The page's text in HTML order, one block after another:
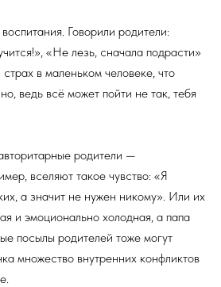
Говорили родители:
«Не лезь, сначала подрасти»
в маленьком человеке, что
ведь всё может пойти не так, тебя
родители —
вселяют такое чувство: «Я
а значит не нужен никому». Или их
и эмоционально холодная, а папа
посылы родителей тоже могут
множество внутренних конфликтов